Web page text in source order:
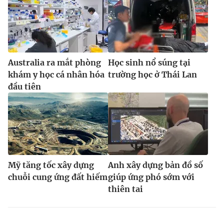
Australia ra mắt phòng
khám y học cá nhân hóa
đầu tiên
Học sinh nổ súng tại
trường học ở Thái Lan
Mỹ tăng tốc xây dựng
chuỗi cung ứng đất hiếm
Anh xây dựng bản đồ số
giúp ứng phó sớm với
thiên tai